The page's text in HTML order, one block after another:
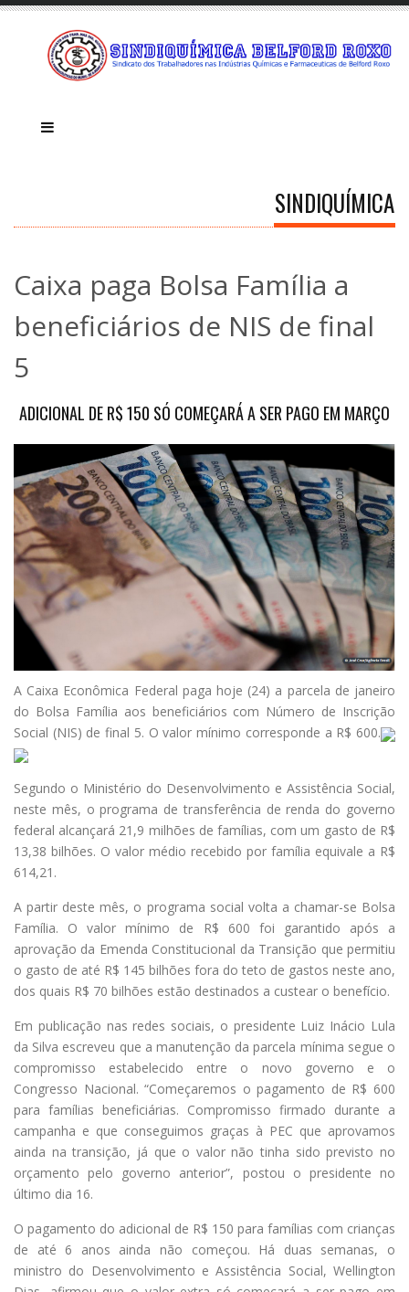
SINDIQUÍMICA
Caixa paga Bolsa Família a
beneficiários de NIS de final
5
ADICIONAL DE R$ 150 SÓ COMEÇARÁ A SER PAGO EM MARÇO
A Caixa Econômica Federal paga hoje (24) a parcela de janeiro
do Bolsa Família aos beneficiários com Número de Inscrição
Social (NIS) de final 5. O valor mínimo corresponde a R$ 600.
Segundo o Ministério do Desenvolvimento e Assistência Social,
neste mês, o programa de transferência de renda do governo
federal alcançará 21,9 milhões de famílias, com um gasto de R$
13,38 bilhões. O valor médio recebido por família equivale a R$
614,21.
A partir deste mês, o programa social volta a chamar-se Bolsa
Família. O valor mínimo de R$ 600 foi garantido após a
aprovação da Emenda Constitucional da Transição que permitiu
o gasto de até R$ 145 bilhões fora do teto de gastos neste ano,
dos quais R$ 70 bilhões estão destinados a custear o benefício.
Em publicação nas redes sociais, o presidente Luiz Inácio Lula
da Silva escreveu que a manutenção da parcela mínima segue o
compromisso estabelecido entre o novo governo e o
Congresso Nacional. “Começaremos o pagamento de R$ 600
para famílias beneficiárias. Compromisso firmado durante a
campanha e que conseguimos graças à PEC que aprovamos
ainda na transição, já que o valor não tinha sido previsto no
orçamento pelo governo anterior”, postou o presidente no
último dia 16.
O pagamento do adicional de R$ 150 para famílias com crianças
de até 6 anos ainda não começou. Há duas semanas, o
ministro do Desenvolvimento e Assistência Social, Wellington